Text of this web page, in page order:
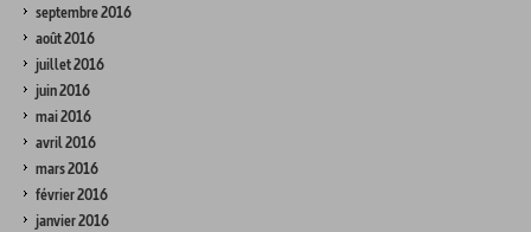
septembre 2016
août 2016
juillet 2016
juin 2016
mai 2016
avril 2016
mars 2016
février 2016
janvier 2016